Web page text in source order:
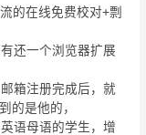
的在线免费校对+剽
还一个浏览器扩展
箱注册完成后，就
的是他的，
语母语的学生，增